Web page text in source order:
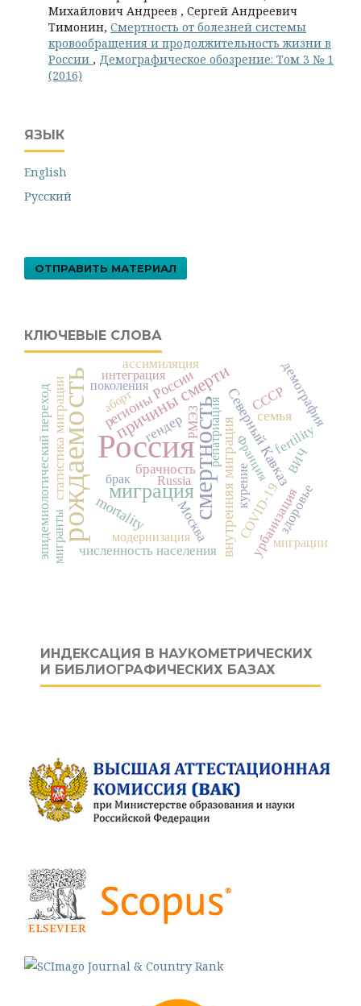
Михайлович Андреев , Сергей Андреевич
Тимонин, Смертность от болезней системы
кровообращения и продолжительность жизни в
России , Демографическое обозрение: Том 3 № 1
(2016)
ЯЗЫК
English
Русский
ОТПРАВИТЬ МАТЕРИАЛ
КЛЮЧЕВЫЕ СЛОВА
Россия
рождаемость смертность
миграция
причины смерти
внутренняя миграция
Северный Кавказ
mortality
регионы России семья
гендер fertility
урбанизация
статистика миграции
Москва
численность населения
брачность
COVID-19
демография
эпидемиологический переход СССР
ассимиляция
здоровье
Франция
Russia
аборт
брак
репатриация
РМЭЗ
модернизация
поколения
мигранты
интеграция
миграции
курение
ВИЧ
ИНДЕКСАЦИЯ В НАУКОМЕТРИЧЕСКИХ
И БИБЛИОГРАФИЧЕСКИХ БАЗАХ